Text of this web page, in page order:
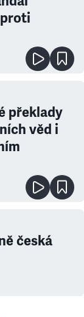
překlady
věd i
česká